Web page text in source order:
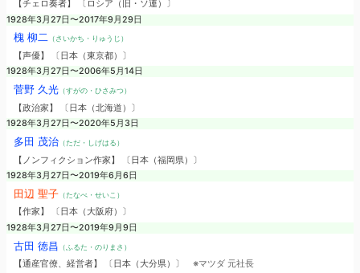
【チェロ奏者】 〔ロシア（旧・ソ連）〕
1928年3月27日〜2017年9月29日
槐 柳二（さいかち・りゅうじ）
【声優】 〔日本（東京都）〕
1928年3月27日〜2006年5月14日
菅野 久光（すがの・ひさみつ）
【政治家】 〔日本（北海道）〕
1928年3月27日〜2020年5月3日
多田 茂治（ただ・しげはる）
【ノンフィクション作家】 〔日本（福岡県）〕
1928年3月27日〜2019年6月6日
田辺 聖子（たなべ・せいこ）
【作家】 〔日本（大阪府）〕
1928年3月27日〜2019年9月9日
古田 徳昌 （ふるた・のりまさ）
【通産官僚、経営者】 〔日本（大分県）〕 ※マツダ 元社長